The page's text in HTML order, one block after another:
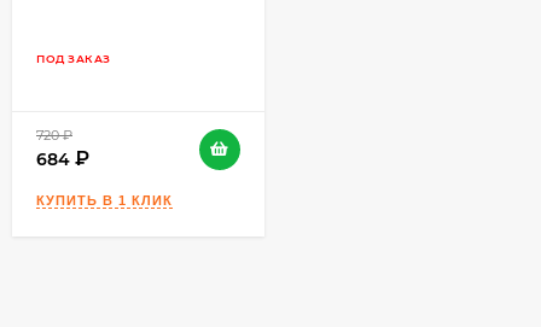
мешка при постоянном перемешивании
расчета 0,14-0,15 л/кг) и перемешать до
образования однородной массы.
профессиональным миксером. Замешивание
материала миксерами гравитационного типа
ПОД ЗАКАЗ
720
684